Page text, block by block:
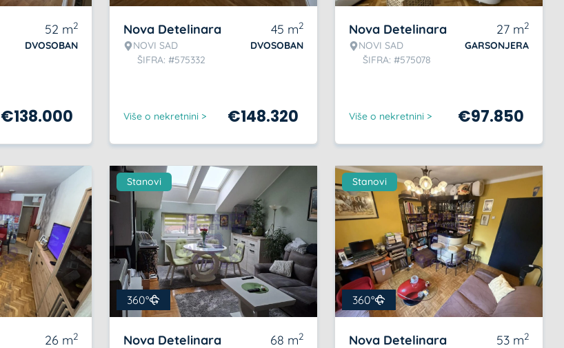
52 m2
DVOSOBAN
€138.000
Nova Detelinara
NOVI SAD
ŠIFRA: #575332
45 m2
DVOSOBAN
Više o nekretnini > €148.320
Nova Detelinara
NOVI SAD
ŠIFRA: #575078
27 m2
GARSONJERA
Više o nekretnini > €97.850
26 m2
Stanovi
360°
Nova Detelinara 68 m2
Stanovi
360°
Nova Detelinara 53 m2